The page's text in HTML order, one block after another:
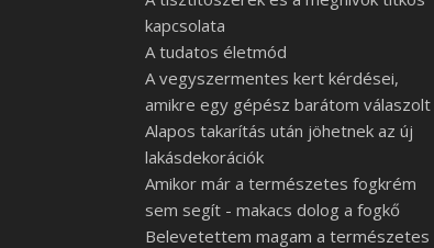
kapcsolata
A tudatos életmód
A vegyszermentes kert kérdései,
amikre egy gépész barátom válaszolt
Alapos takarítás után jöhetnek az új
lakásdekorációk
Amikor már a természetes fogkrém
sem segít - makacs dolog a fogkő
Belevetettem magam a természetes